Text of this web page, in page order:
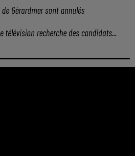
Gérardmer sont annulés
télévision recherche des candidats...